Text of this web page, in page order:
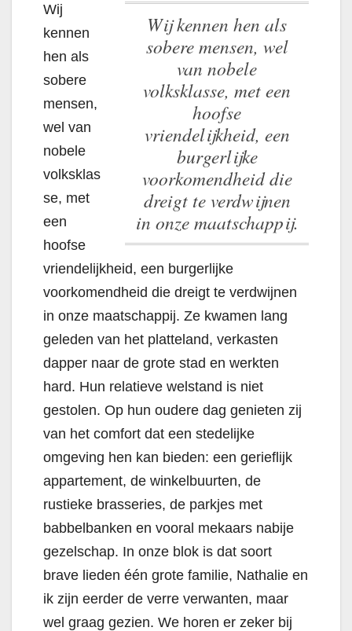
Wij kennen hen als
sobere mensen, wel
van nobele
volksklasse, met een
hoofse
vriendelijkheid, een
burgerlijke
voorkomendheid die
dreigt te verdwijnen
in onze maatschappij.
Wij
kennen
hen als
sobere
mensen,
wel van
nobele
volksklas
se, met
een
hoofse
vriendelijkheid, een burgerlijke
voorkomendheid die dreigt te verdwijnen
in onze maatschappij. Ze kwamen lang
geleden van het platteland, verkasten
dapper naar de grote stad en werkten
hard. Hun relatieve welstand is niet
gestolen. Op hun oudere dag genieten zij
van het comfort dat een stedelijke
omgeving hen kan bieden: een gerieflijk
appartement, de winkelbuurten, de
rustieke brasseries, de parkjes met
babbelbanken en vooral mekaars nabije
gezelschap. In onze blok is dat soort
brave lieden één grote familie, Nathalie en
ik zijn eerder de verre verwanten, maar
wel graag gezien. We horen er zeker bij